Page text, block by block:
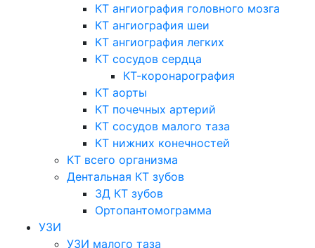
КТ ангиография головного мозга
КТ ангиография шеи
КТ ангиография легких
КТ сосудов сердца
КТ-коронарография
КТ аорты
КТ почечных артерий
КТ сосудов малого таза
КТ нижних конечностей
КТ всего организма
Дентальная КТ зубов
3Д КТ зубов
Ортопантомограмма
УЗИ
УЗИ малого таза